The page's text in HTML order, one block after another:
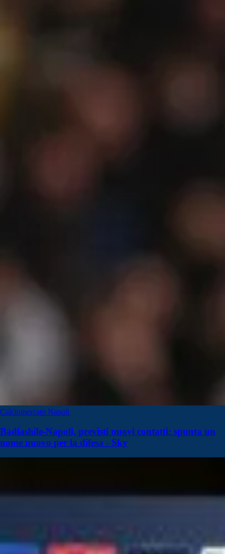
Calciomercato Napoli
Badiashile-Napoli, previsti nuovi contatti: spunta un
nome nuovo per la difesa - Sky